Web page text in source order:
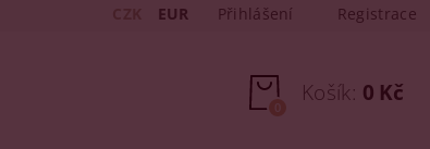
EUR Přihlášení Registrace
Košík: 0 Kč
0